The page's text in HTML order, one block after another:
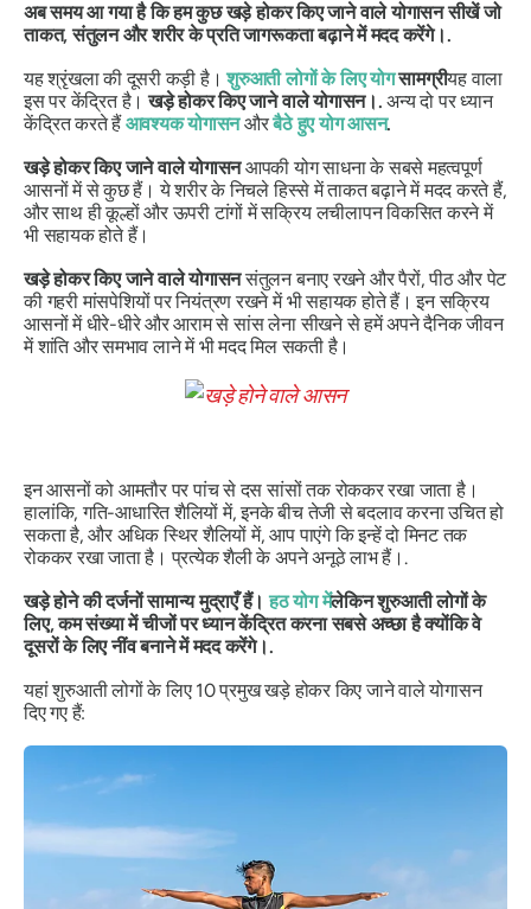
अब समय आ गया है कि हम कुछ खड़े होकर किए जाने वाले योगासन सीखें जो
ताकत, संतुलन और शरीर के प्रति जागरूकता बढ़ाने में मदद करेंगे।.
यह श्रृंखला की दूसरी कड़ी है।शुरुआती लोगों के लिए योगसामग्रीयह वाला
इस पर केंद्रित है। खड़े होकर किए जाने वाले योगासन।. अन्य दो पर ध्यान
केंद्रित करते हैं आवश्यक योगासनऔरबैठे हुए योग आसन.
खड़े होकर किए जाने वाले योगासनआपकी योग साधना के सबसे महत्वपूर्ण
आसनों में से कुछ हैं। ये शरीर के निचले हिस्से में ताकत बढ़ाने में मदद करते हैं,
और साथ ही कूल्हों और ऊपरी टांगों में सक्रिय लचीलापन विकसित करने में
भी सहायक होते हैं।
खड़े होकर किए जाने वाले योगासनसंतुलन बनाए रखने और पैरों, पीठ और पेट
की गहरी मांसपेशियों पर नियंत्रण रखने में भी सहायक होते हैं। इन सक्रिय
आसनों में धीरे-धीरे और आराम से सांस लेना सीखने से हमें अपने दैनिक जीवन
में शांति और समभाव लाने में भी मदद मिल सकती है।
इन आसनों को आमतौर पर पांच से दस सांसों तक रोककर रखा जाता है।
हालांकि, गति-आधारित शैलियों में, इनके बीच तेजी से बदलाव करना उचित हो
सकता है, और अधिक स्थिर शैलियों में, आप पाएंगे कि इन्हें दो मिनट तक
रोककर रखा जाता है। प्रत्येक शैली के अपने अनूठे लाभ हैं।.
खड़े होने की दर्जनों सामान्य मुद्राएँ हैं।हठ योग मेंलेकिन शुरुआती लोगों के
लिए, कम संख्या में चीजों पर ध्यान केंद्रित करना सबसे अच्छा है क्योंकि वे
दूसरों के लिए नींव बनाने में मदद करेंगे।.
यहां शुरुआती लोगों के लिए 10 प्रमुख खड़े होकर किए जाने वाले योगासन
दिए गए हैं: